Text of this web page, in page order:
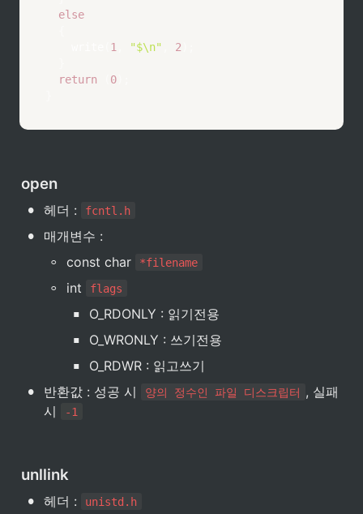
else
1 "$\n" 2
return
0
open
• 헤더 : fcntl.h
• 매개변수 :
◦ const char *filename
◦ int flags
▪ O_RDONLY : 읽기전용
▪ O_WRONLY : 쓰기전용
▪ O_RDWR : 읽고쓰기
• 반환값 : 성공 시 양의 정수인 파일 디스크립터 , 실패
시
-1
unllink
• 헤더 : unistd.h